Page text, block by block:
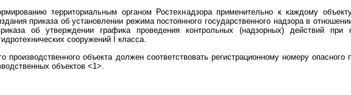
территориальным органом Ростехнадзора применительно к каждому
приказа об установлении режима постоянного государственного надзора в
об утверждении графика проведения контрольных (надзорных) действий при
сооружений I класса.
производственного объекта должен соответствовать регистрационному номеру опасного
объектов <1>.